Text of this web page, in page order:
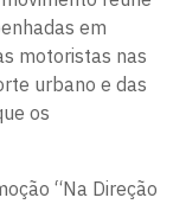
em
motoristas nas
urbano e das
os
“Na Direção